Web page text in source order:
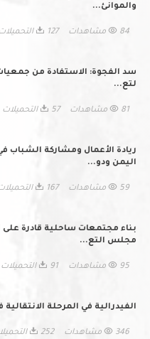
والموانئ...
84 مشاهدات 127 التحميلات
سد الفجوة: الاستفادة من جمعيات
لتع...
81 مشاهدات 57 التحميلات
ريادة الأعمال ومشاركة الشباب في
اليمن ودو...
59 مشاهدات 167 التحميلات
بناء مجتمعات ساحلية قادرة على
مجلس التع...
95 مشاهدات 91 التحميلات
الفيدرالية في المرحلة الانتقالية
346 مشاهدات 252 التحميلات